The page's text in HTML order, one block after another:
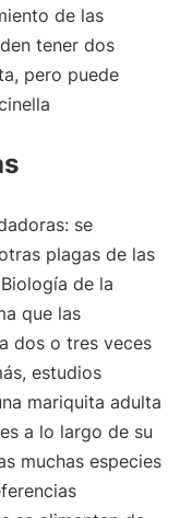
de las
tener dos
pero puede
se
plagas de las
de la
que las
dos o tres veces
estudios
mariquita adulta
a lo largo de su
muchas especies